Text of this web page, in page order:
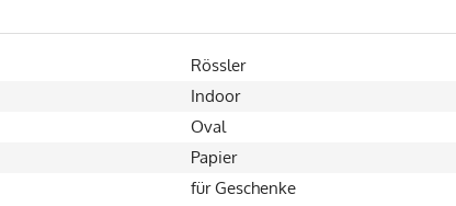
Rössler
Indoor
Oval
Papier
für Geschenke